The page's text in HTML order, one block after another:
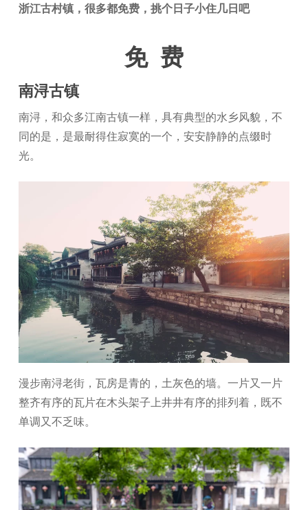
浙江古村镇，很多都免费，挑个日子小住几日吧
免 费
南浔古镇
南浔，和众多江南古镇一样，具有典型的水乡风貌，不
同的是，是最耐得住寂寞的一个，安安静静的点缀时
光。
漫步南浔老街，瓦房是青的，土灰色的墙。一片又一片
整齐有序的瓦片在木头架子上井井有序的排列着，既不
单调又不乏味。